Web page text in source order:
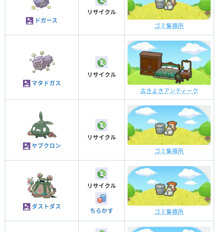
ドガース
リサイクル
ゴミ集積所
マタドガス
リサイクル
古きよきアンティーク
ヤブクロン
リサイクル
ゴミ集積所
ダストダス
リサイクル
ちらかす ゴミ集積所